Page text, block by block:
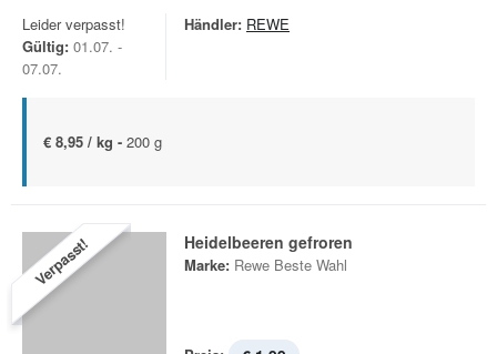
Leider verpasst!
Gültig: 01.07. -
07.07.
Händler: REWE
€ 8,95 / kg - 200 g
Verpasst! Heidelbeeren gefroren
Marke: Rewe Beste Wahl